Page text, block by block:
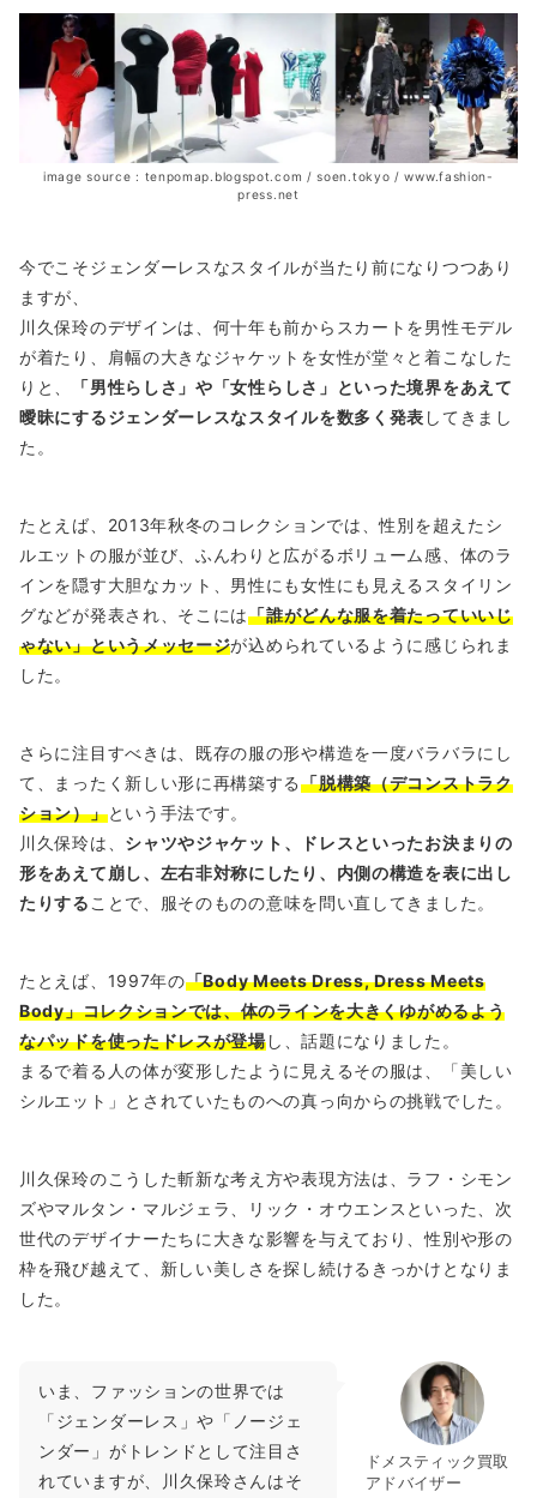
image source : tenpomap.blogspot.com / soen.tokyo / www.fashion-
press.net
今でこそジェンダーレスなスタイルが当たり前になりつつあり
ますが、
川久保玲のデザインは、何十年も前からスカートを男性モデル
が着たり、肩幅の大きなジャケットを女性が堂々と着こなした
りと、
「男性らしさ」や「女性らしさ」といった境界をあえて
曖昧にするジェンダーレスなスタイルを数多く発表 してきまし
た。
たとえば、2013年秋冬のコレクションでは、性別を超えたシ
ルエットの服が並び、ふんわりと広がるボリューム感、体のラ
インを隠す大胆なカット、男性にも女性にも見えるスタイリン
グなどが発表され、そこには「誰がどんな服を着たっていいじ
ゃない」というメッセージが込められているように感じられま
した。
さらに注目すべきは、既存の服の形や構造を一度バラバラにし
て、まったく新しい形に再構築する「脱構築（デコンストラク
ション）」という手法です。
川久保玲は、 シャツやジャケット、ドレスといったお決まりの
形をあえて崩し、左右非対称にしたり、内側の構造を表に出し
たりする ことで、服そのものの意味を問い直してきました。
たとえば、1997年の「Body Meets Dress, Dress Meets
Body」コレクションでは、体のラインを大きくゆがめるよう
なパッドを使ったドレスが登場し、話題になりました。
まるで着る人の体が変形したように見えるその服は、「美しい
シルエット」とされていたものへの真っ向からの挑戦でした。
川久保玲のこうした斬新な考え方や表現方法は、ラフ・シモン
ズやマルタン・マルジェラ、リック・オウエンスといった、次
世代のデザイナーたちに大きな影響を与えており、性別や形の
枠を飛び越えて、新しい美しさを探し続けるきっかけとなりま
した。
ドメスティック買取
アドバイザー
いま、ファッションの世界では
「ジェンダーレス」や「ノージェ
ンダー」がトレンドとして注目さ
れていますが、川久保玲さんはそ